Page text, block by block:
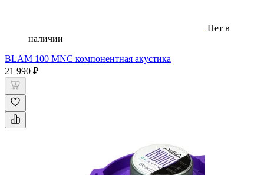
Нет в
наличии
BLAM 100 MNC компонентная акустика
21 990 ₽